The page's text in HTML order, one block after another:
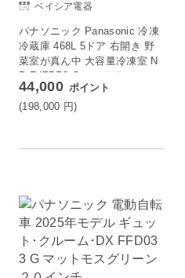
ベイシア電器
パナソニック Panasonic 冷凍
冷蔵庫 468L 5ドア 右開き 野
菜室が真ん中 大容量冷凍室 N
R-E47BR3-C マットライトベ
ージュ うるおい冷却 霜つき抑
制
44,000 ポイント
(198,000 円)